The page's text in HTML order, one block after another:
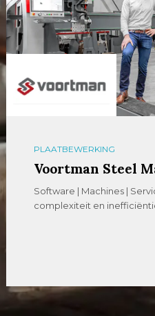
PLAATBEWERKING
Voortman Steel
Software | Machines |
complexiteit en